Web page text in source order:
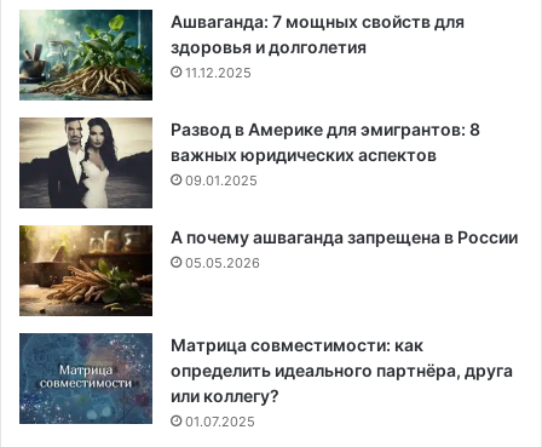
Ашваганда: 7 мощных свойств для
здоровья и долголетия
11.12.2025
Развод в Америке для эмигрантов: 8
важных юридических аспектов
09.01.2025
А почему ашваганда запрещена в России
05.05.2026
Матрица совместимости: как
определить идеального партнёра, друга
или коллегу?
01.07.2025